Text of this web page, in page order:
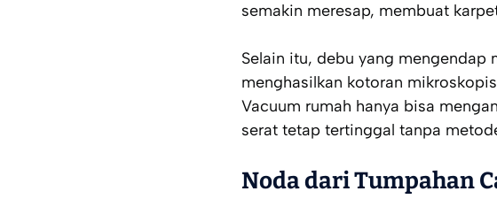
semakin meresap, membuat
Selain itu, debu yang
menghasilkan kotoran
Vacuum rumah hanya bisa
serat tetap tertinggal tanpa
Noda dari Tumpahan